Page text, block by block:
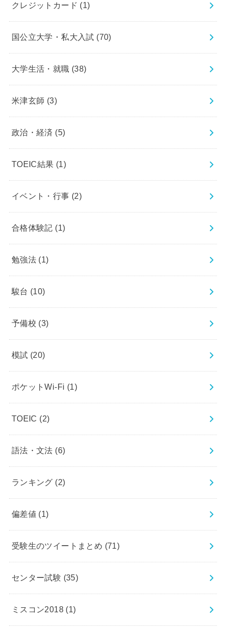
クレジットカード (1)
国公立大学・私大入試 (70)
大学生活・就職 (38)
米津玄師 (3)
政治・経済 (5)
TOEIC結果 (1)
イベント・行事 (2)
合格体験記 (1)
勉強法 (1)
駿台 (10)
予備校 (3)
模試 (20)
ポケットWi-Fi (1)
TOEIC (2)
語法・文法 (6)
ランキング (2)
偏差値 (1)
受験生のツイートまとめ (71)
センター試験 (35)
ミスコン2018 (1)